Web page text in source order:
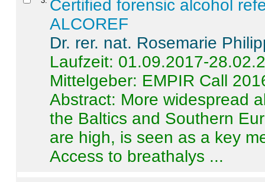
Certified forensic alcohol
ALCOREF
Dr. rer. nat. Rosemarie
Laufzeit: 01.09.2017-
Mittelgeber: EMPIR Call
Abstract: More widespread
the Baltics and Southern
are high, is seen as a key
Access to breathalys ...